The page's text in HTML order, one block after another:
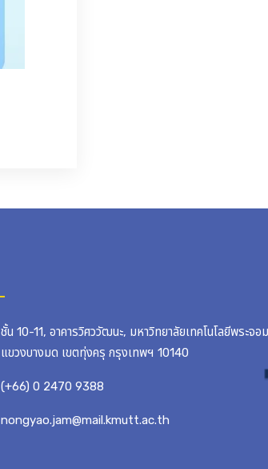
ชั้น 10-11, อาคารวิศววัฒนะ, มหาวิทยาลัยเทคโนโลยีพระจ
แขวงบางมด เขตทุ่งครุ กรุงเทพฯ 10140
(+66) 0 2470 9388
nongyao.jam@mail.kmutt.ac.th